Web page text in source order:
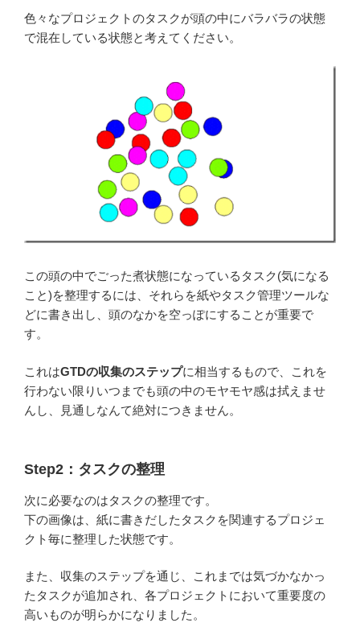
色々なプロジェクトのタスクが頭の中にバラバラの状態
で混在している状態と考えてください。
この頭の中でごった煮状態になっているタスク(気になる
こと)を整理するには、それらを紙やタスク管理ツールな
どに書き出し、頭のなかを空っぽにすることが重要で
す。
これはGTDの収集のステップに相当するもので、これを
行わない限りいつまでも頭の中のモヤモヤ感は拭えませ
んし、見通しなんて絶対につきません。
Step2：タスクの整理
次に必要なのはタスクの整理です。
下の画像は、紙に書きだしたタスクを関連するプロジェ
クト毎に整理した状態です。
また、収集のステップを通じ、これまでは気づかなかっ
たタスクが追加され、各プロジェクトにおいて重要度の
高いものが明らかになりました。